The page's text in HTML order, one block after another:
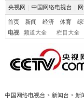
央视网 中国网络电视台
首页 新闻 经济 体育
电视
频道大全 栏目大全
中国网络电视台 > 新闻台 > 新